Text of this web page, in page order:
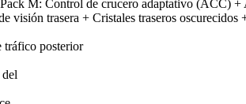
M: Control de crucero adaptativo (ACC) +
visión trasera + Cristales traseros
tráfico posterior